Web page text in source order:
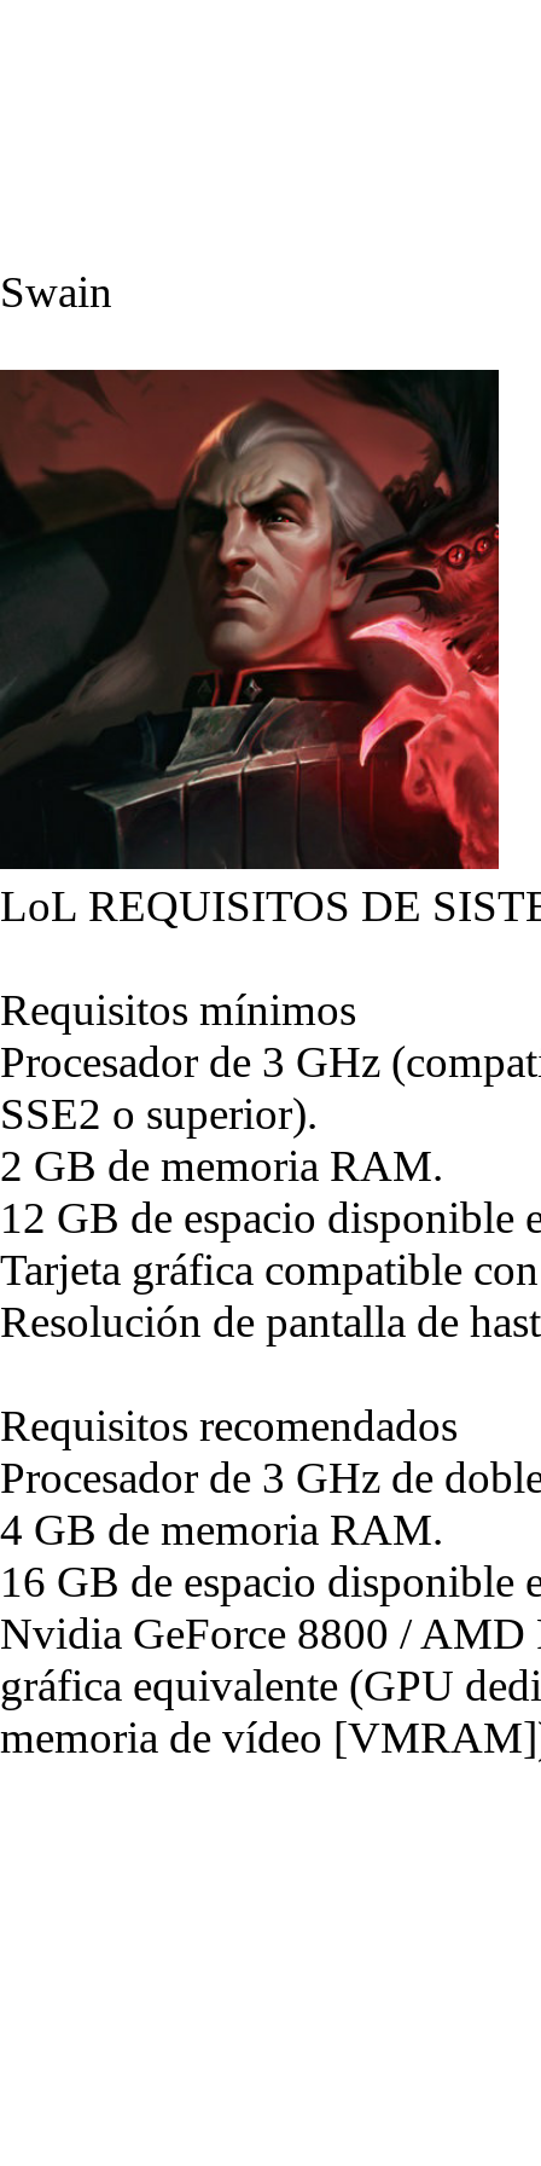
Swain
LoL REQUISITOS DE
Requisitos mínimos
Procesador de 3 GHz
SSE2 o superior).
2 GB de memoria RAM.
12 GB de espacio disponible
Tarjeta gráfica compatible
Resolución de pantalla de
Requisitos recomendados
Procesador de 3 GHz de
4 GB de memoria RAM.
16 GB de espacio disponible
Nvidia GeForce 8800 / AMD
gráfica equivalente (GPU
memoria de vídeo